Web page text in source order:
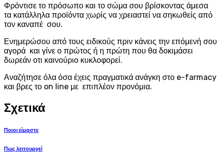
Φρόντισε το πρόσωπο και το σώμα σου βρίσκοντας άμεσα
τα κατάλληλα προϊόντα χωρίς να χρειαστεί να σηκωθείς από
τον καναπέ σου.
Ενημερώσου από τους ειδικούς πριν κάνεις την επόμενή σου
αγορά και γίνε ο πρώτος ή η πρώτη που θα δοκιμάσει
δωρεάν οτι καινούριο κυκλοφορεί.
Αναζήτησε όλα όσα έχεις πραγματικά ανάγκη στο e-farmacy
και βρες το on line με επιπλέον προνόμια.
Σχετικά
Ποιοι είμαστε
Πως λειτουργεί